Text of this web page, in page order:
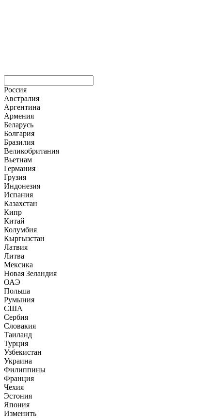
Россия
Австралия
Аргентина
Армения
Беларусь
Болгария
Бразилия
Великобритания
Вьетнам
Германия
Грузия
Индонезия
Испания
Казахстан
Кипр
Китай
Колумбия
Кыргызстан
Латвия
Литва
Мексика
Новая Зеландия
ОАЭ
Польша
Румыния
США
Сербия
Словакия
Таиланд
Турция
Узбекистан
Украина
Филиппины
Франция
Чехия
Эстония
Япония
Изменить